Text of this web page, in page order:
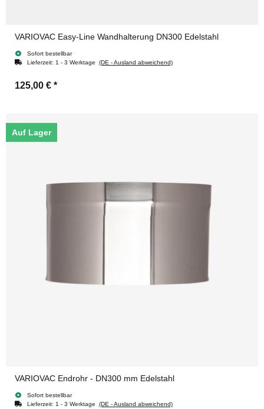
VARIOVAC Easy-Line Wandhalterung DN300 Edelstahl
Sofort bestellbar
Lieferzeit: 1 - 3 Werktage (DE - Ausland abweichend)
125,00 € *
Auf Lager
VARIOVAC Endrohr - DN300 mm Edelstahl
Sofort bestellbar
Lieferzeit: 1 - 3 Werktage (DE - Ausland abweichend)